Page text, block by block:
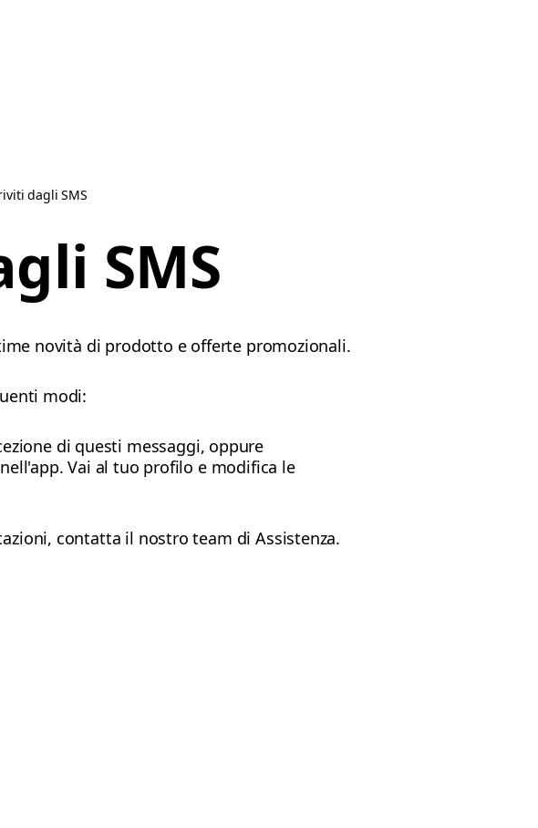
dagli SMS
SMS
novità di prodotto e offerte promozionali.
modi:
di questi messaggi, oppure
Vai al tuo profilo e modifica le
contatta il nostro team di Assistenza.